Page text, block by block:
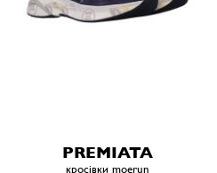
PREMIATA
кросівки moerun